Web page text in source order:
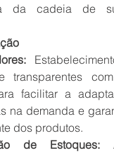
da cadeia de
transparentes
facilitar a
na demanda e
dos produtos.
de Estoques: